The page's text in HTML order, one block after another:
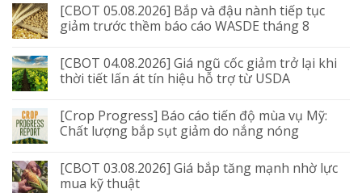
[CBOT 05.08.2026] Bắp và đậu nành tiếp tục
giảm trước thềm báo cáo WASDE tháng 8
[CBOT 04.08.2026] Giá ngũ cốc giảm trở lại khi
thời tiết lấn át tín hiệu hỗ trợ từ USDA
[Crop Progress] Báo cáo tiến độ mùa vụ Mỹ:
Chất lượng bắp sụt giảm do nắng nóng
[CBOT 03.08.2026] Giá bắp tăng mạnh nhờ lực
mua kỹ thuật